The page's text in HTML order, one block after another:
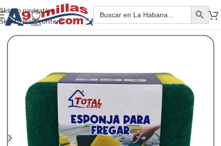
Skip to navigation
Skip to main content